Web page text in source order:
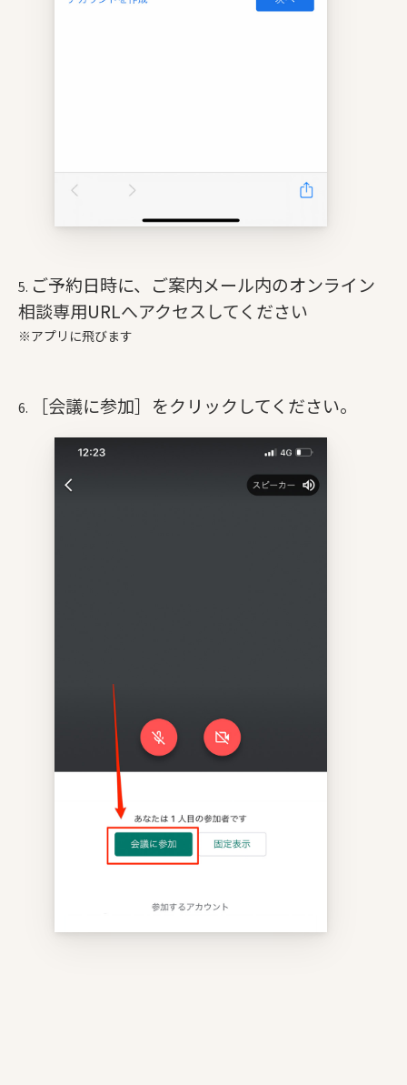
ご予約日時に、ご案内メール内のオンライン
相談専用URLへアクセスしてください
※アプリに飛びます
［会議に参加］をクリックしてください。